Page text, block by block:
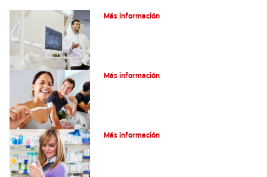
Más información
Más información
Más información